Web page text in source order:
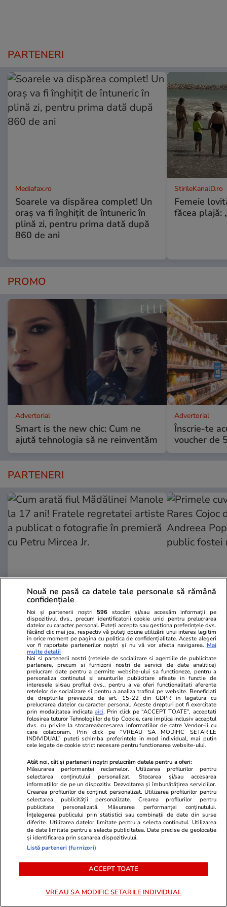
PARTENERI
Mediafax.ro
Soarele va dispărea complet! Un
oraș va fi înghițit de întuneric în
plină zi, pentru prima dată după
860 de ani
StirileKanalD.ro
Femeie
făcea plajă:
PROMO
Advertorial
Smart is the new chic: Cum ne
ajută tehnologia să ne reinventăm
Advertorial
Înscrie-te
voucher de
PARTENERI
Wowbiz.ro
Cum arată fiul Mădălinei Manole
la 17 ani! Fratele regretatei
artiste a publicat o fotografie în
premieră cu Petru Mircea Jr.
Redactia.ro
Primele
Rares
Andreea
comentat
POLITIC
Interviu
Politică 15:59
Avertismentele lui Victor
Negrescu privind colaborarea cu
AUR: E un partid extremist. Nu
va pierde din sprijinul popular
dacă intră la guvernare
Politică 22 iul.
Traian Băsescu îi cere lui
Nicușor Dan să se grăbească cu
a doua desemnare de premier
să declanșeze alegeri anticipate
Nouă ne pasă ca datele tale personale să rămână
confidențiale
Noi și partenerii noștri 596 stocăm și/sau accesăm informații pe
dispozitivul dvs., precum identificatorii cookie unici pentru prelucrarea
datelor cu caracter personal. Puteți accepta sau gestiona preferințele dvs.
făcând clic mai jos, respectiv vă puteți opune utilizării unui interes legitim
în orice moment pe pagina cu politica de confidențialitate. Aceste alegeri
vor fi raportate partenerilor noștri și nu vă vor afecta navigarea. Mai
multe detalii
Noi si partenerii nostri (retelele de socializare si agentiile de publicitate
partenere, precum si furnizorii nostri de servicii de date analitice)
prelucram date pentru a permite website-ului sa functioneze, pentru a
personaliza continutul si anunturile publicitare afisate in functie de
interesele si/sau profilul dvs., pentru a va oferi functionalitati aferente
retelelor de socializare si pentru a analiza traficul pe website. Beneficiati
de drepturile prevazute de art. 15-22 din GDPR in legatura cu
prelucrarea datelor cu caracter personal. Aceste drepturi pot fi exercitate
prin modalitatea indicataaici. Prin click pe “ACCEPT TOATE”, acceptati
folosirea tuturor Tehnologiilor de tip Cookie, care implica inclusiv acceptul
dvs. cu privire la stocarea/accesarea informatiilor de catre Vendor-ii cu
care colaboram. Prin click pe “VREAU SA MODIFIC SETARILE
INDIVIDUAL” puteti schimba preferintele in mod individual, mai putin
cele legate de cookie strict necesare pentru functionarea website-ului.
Atât noi, cât și partenerii noștri prelucrăm datele pentru a oferi:
Măsurarea performanței reclamelor. Utilizarea profilurilor pentru
selectarea conținutului personalizat. Stocarea și/sau accesarea
informațiilor de pe un dispozitiv. Dezvoltarea și îmbunătățirea serviciilor.
Crearea profilurilor de conținut personalizat. Utilizarea profilurilor pentru
selectarea publicității personalizate. Crearea profilurilor pentru
publicitate personalizată. Măsurarea performanței conținutului.
Înțelegerea publicului prin statistici sau combinații de date din surse
diferite. Utilizarea datelor limitate pentru a selecta conținutul. Utilizarea
de date limitate pentru a selecta publicitatea. Date precise de geolocație
și identificarea prin scanarea dispozitivului.
Listă parteneri (furnizori)
ACCEPT TOATE
VREAU SA MODIFIC SETARILE INDIVIDUAL